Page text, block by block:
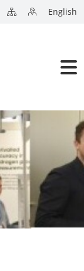
English